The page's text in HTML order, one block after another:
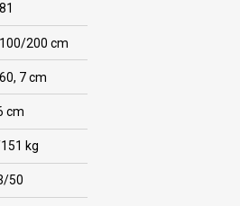
81
200 cm
7 cm
cm
kg
50